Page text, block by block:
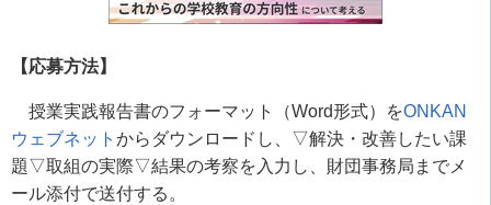
【応募方法】
授業実践報告書のフォーマット（Word形式）をONKAN
ウェブネット からダウンロードし、▽解決・改善したい課
題▽取組の実際▽結果の考察を入力し、財団事務局までメ
ール添付で送付する。